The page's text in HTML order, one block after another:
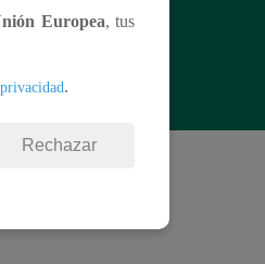
BATALLAS:
a David Bisbal y
Europea, tus
.
Rechazar